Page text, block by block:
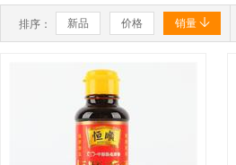
排序： 新品 价格 销量 